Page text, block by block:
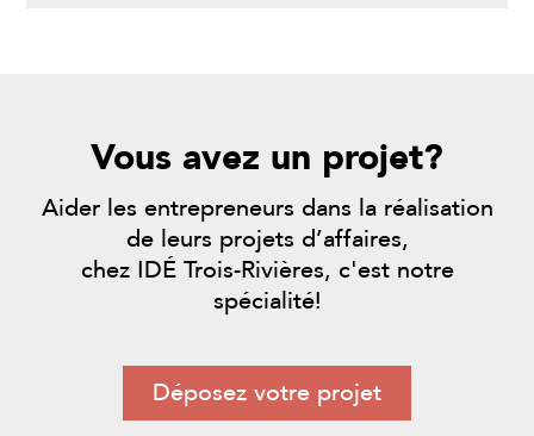
Vous avez un projet?
Aider les entrepreneurs dans la réalisation
de leurs projets d’affaires,
chez IDÉ Trois-Rivières, c'est notre
spécialité!
Déposez votre projet